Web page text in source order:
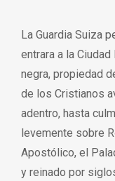
La Guardia Suiza
entrara a la
negra, propiedad
de los Cristianos
adentro, hasta
levemente sobre
Apostólico, el
y reinado por